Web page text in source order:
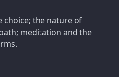
choice; the nature of
meditation and the